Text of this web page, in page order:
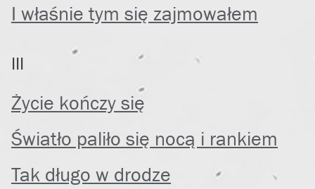
I właśnie tym się zajmowałem
III
Życie kończy się
Światło paliło się nocą i rankiem
Tak długo w drodze